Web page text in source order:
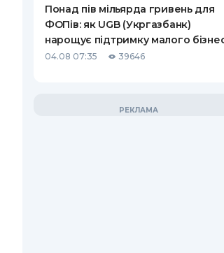
Понад пів мільярда гривень для
ФОПів: як UGB (Укргазбанк)
нарощує підтримку малого
04.08 07:35 39646